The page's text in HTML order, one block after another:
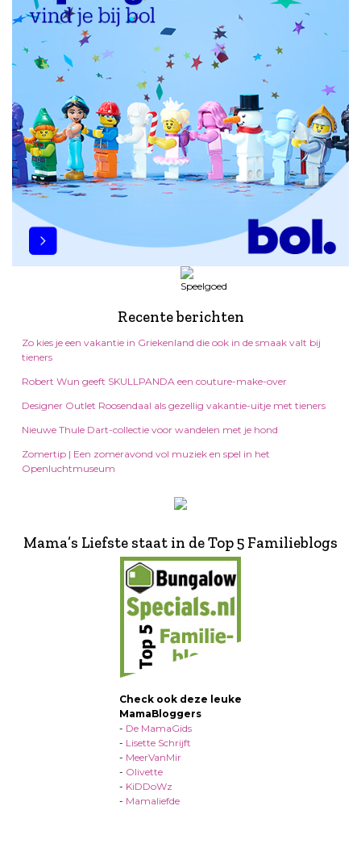
Recente berichten
Zo kies je een vakantie in Griekenland die ook in de smaak valt bij
tieners
Robert Wun geeft SKULLPANDA een couture-make-over
Designer Outlet Roosendaal als gezellig vakantie-uitje met tieners
Nieuwe Thule Dart-collectie voor wandelen met je hond
Zomertip | Een zomeravond vol muziek en spel in het
Openluchtmuseum
Mama’s Liefste staat in de Top 5 Familieblogs
Check ook deze leuke
MamaBloggers
- De MamaGids
- Lisette Schrijft
- MeerVanMir
- Olivette
- KiDDoWz
- Mamaliefde